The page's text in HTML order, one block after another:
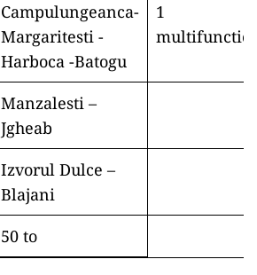
Campulungeanca-
Margaritesti -
Harboca -Batogu
1
Manzalesti –
Jgheab
Izvorul Dulce –
Blajani
50 to